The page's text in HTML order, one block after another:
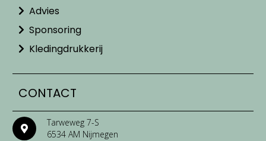
Advies
Sponsoring
Kledingdrukkerij
CONTACT
Tarweweg 7-S
6534 AM Nijmegen